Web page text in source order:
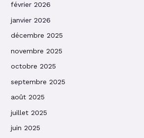
février 2026
janvier 2026
décembre 2025
novembre 2025
octobre 2025
septembre 2025
août 2025
juillet 2025
juin 2025